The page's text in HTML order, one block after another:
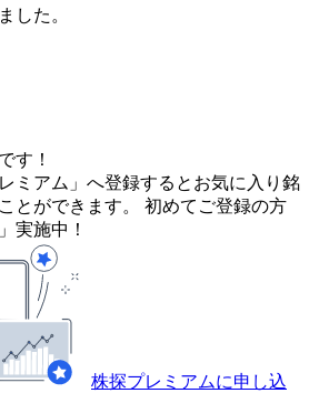
した。
す！
ミアム」へ登録するとお気に入り銘
とができます。 初めてご登録の方
実施中！
株探プレミアムに申し込